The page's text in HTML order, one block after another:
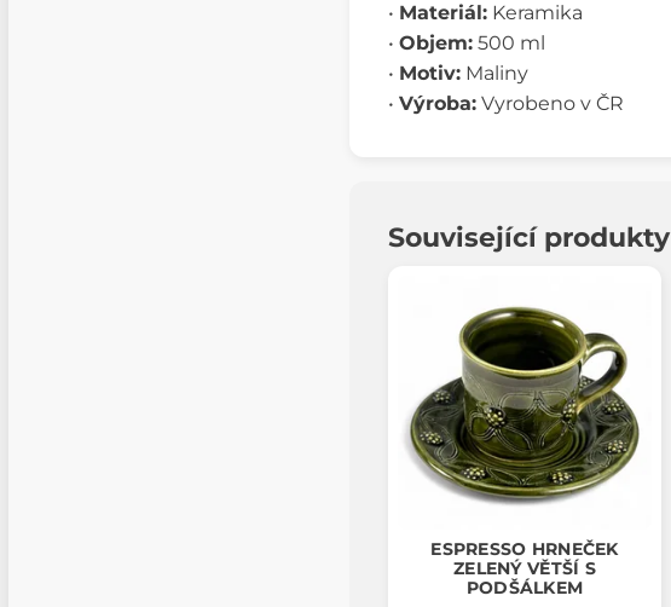
• Materiál: Keramika
• Objem: 500 ml
• Motiv: Maliny
• Výroba: Vyrobeno v ČR
Související produkty
ESPRESSO HRNEČEK
ZELENÝ VĚTŠÍ S
PODŠÁLKEM